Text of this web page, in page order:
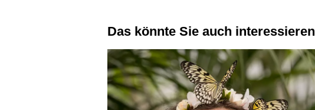
Das könnte Sie auch interessieren